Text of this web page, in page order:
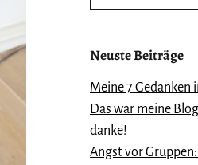
Neuste Beiträge
Meine 7 Gedanken
Das war meine
danke!
Angst vor